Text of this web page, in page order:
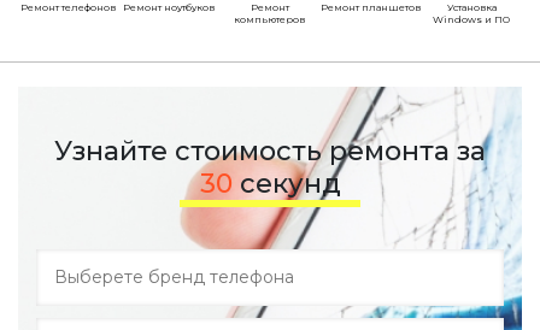
Ремонт телефонов Ремонт ноутбуков
Ремонт
компьютеров
Ремонт планшетов
Установка
Windows и ПО
Узнайте стоимость ремонта за
30 секунд